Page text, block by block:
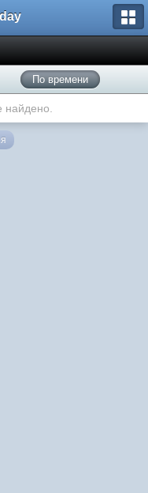
По времени
найдено.